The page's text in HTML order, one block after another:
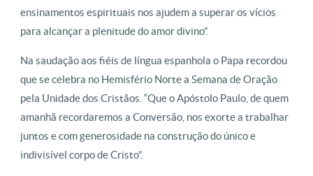
ensinamentos espirituais nos ajudem a superar os vícios
para alcançar a plenitude do amor divino”.
Na saudação aos fiéis de língua espanhola o Papa recordou
que se celebra no Hemisfério Norte a Semana de Oração
pela Unidade dos Cristãos. “Que o Apóstolo Paulo, de quem
amanhã recordaremos a Conversão, nos exorte a trabalhar
juntos e com generosidade na construção do único e
indivisível corpo de Cristo”.